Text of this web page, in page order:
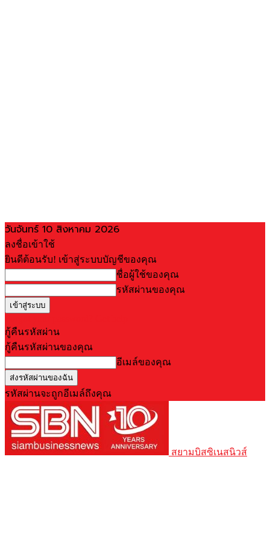
วันจันทร์ 10 สิงหาคม 2026
ลงชื่อเข้าใช้
ยินดีต้อนรับ! เข้าสู่ระบบบัญชีของคุณ
ชื่อผู้ใช้ของคุณ
รหัสผ่านของคุณ
กู้คืนรหัสผ่าน
กู้คืนรหัสผ่านของคุณ
อีเมล์ของคุณ
รหัสผ่านจะถูกอีเมล์ถึงคุณ
สยามบิสซิเนสนิวส์